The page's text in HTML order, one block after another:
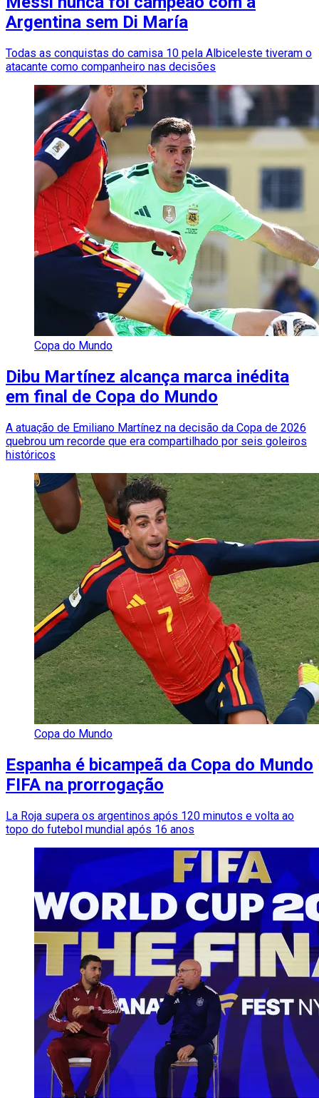
Argentina sem Di María
Todas as conquistas do camisa 10 pela Albiceleste tiveram o
atacante como companheiro nas decisões
Copa do Mundo
Dibu Martínez alcança marca inédita
em final de Copa do Mundo
A atuação de Emiliano Martínez na decisão da Copa de 2026
quebrou um recorde que era compartilhado por seis goleiros
históricos
Copa do Mundo
Espanha é bicampeã da Copa do Mundo
FIFA na prorrogação
La Roja supera os argentinos após 120 minutos e volta ao
topo do futebol mundial após 16 anos